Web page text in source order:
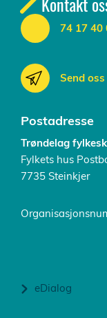
74 17 40
Send
Postadresse
Trøndelag
Fylkets hus
7735 Steinkjer
eDialog